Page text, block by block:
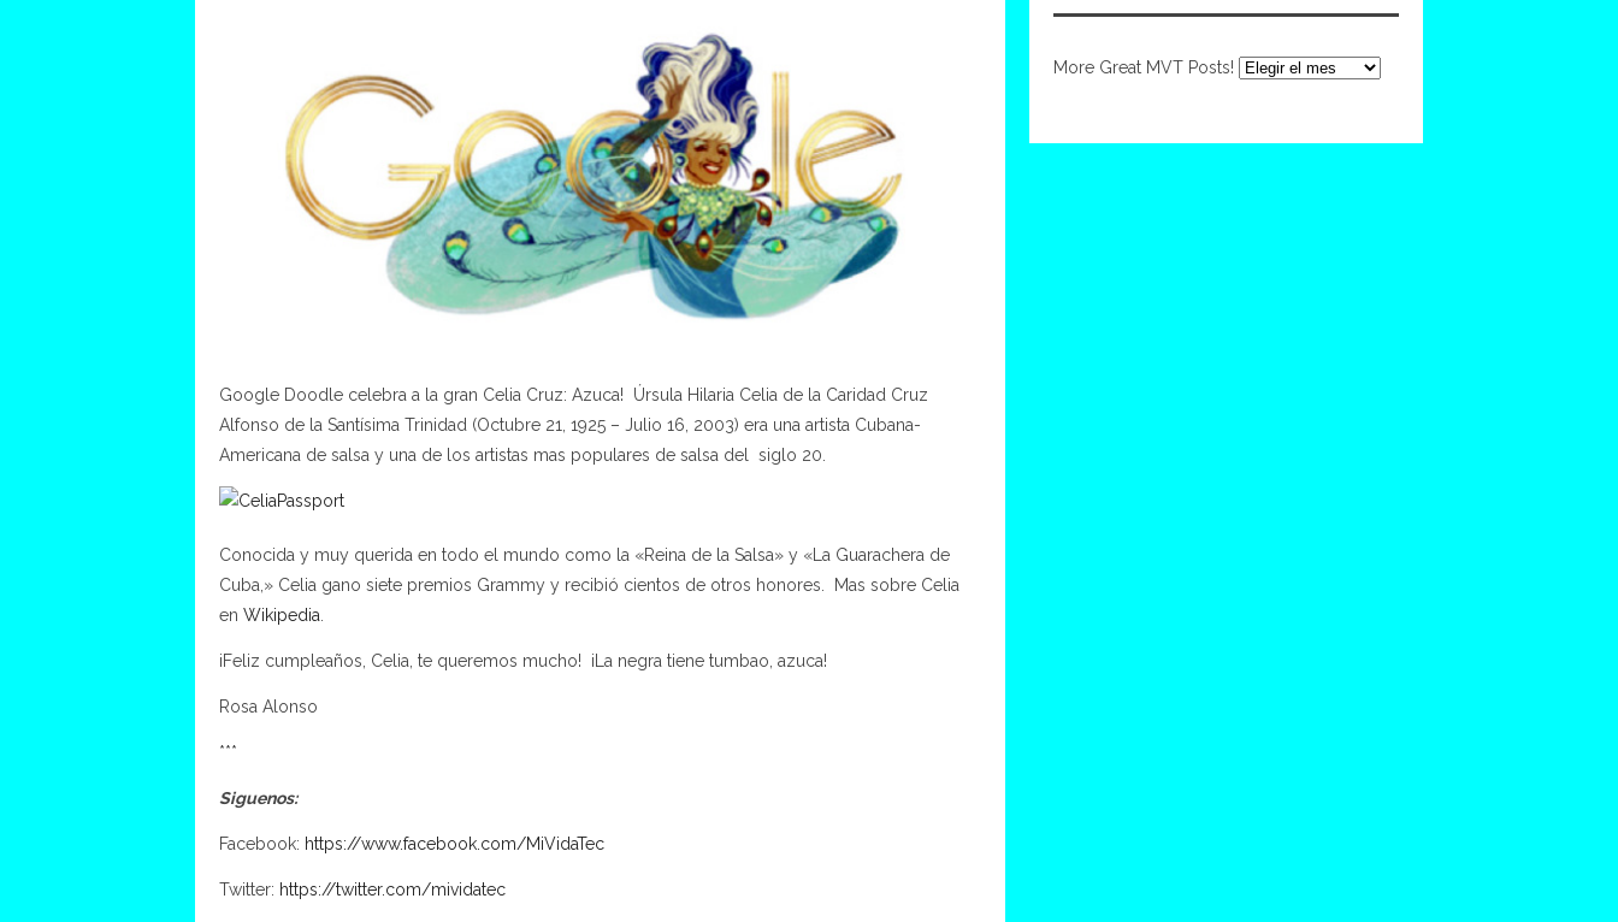
Google Doodle celebra a la gran Celia Cruz: Azuca! Úrsula Hilaria Celia de la Caridad Cruz
Alfonso de la Santísima Trinidad (Octubre 21, 1925 – Julio 16, 2003) era una artista Cubana-
Americana de salsa y una de los artistas mas populares de salsa del siglo 20.
Conocida y muy querida en todo el mundo como la «Reina de la Salsa» y «La Guarachera de
Cuba,» Celia gano siete premios Grammy y recibió cientos de otros honores. Mas sobre Celia
en Wikipedia.
iFeliz cumpleaños, Celia, te queremos mucho! iLa negra tiene tumbao, azuca!
Rosa Alonso
***
Siguenos:
Facebook: https://www.facebook.com/MiVidaTec
Twitter: https://twitter.com/mividatec
More Great MVT Posts!